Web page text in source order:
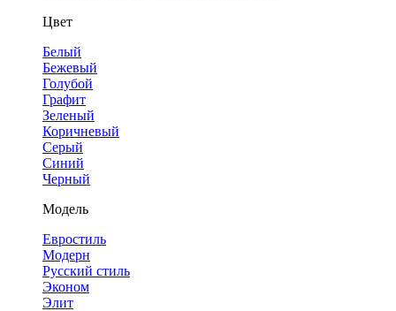
Цвет
Белый
Бежевый
Голубой
Графит
Зеленый
Коричневый
Серый
Синий
Черный
Модель
Евростиль
Модерн
Русский стиль
Эконом
Элит